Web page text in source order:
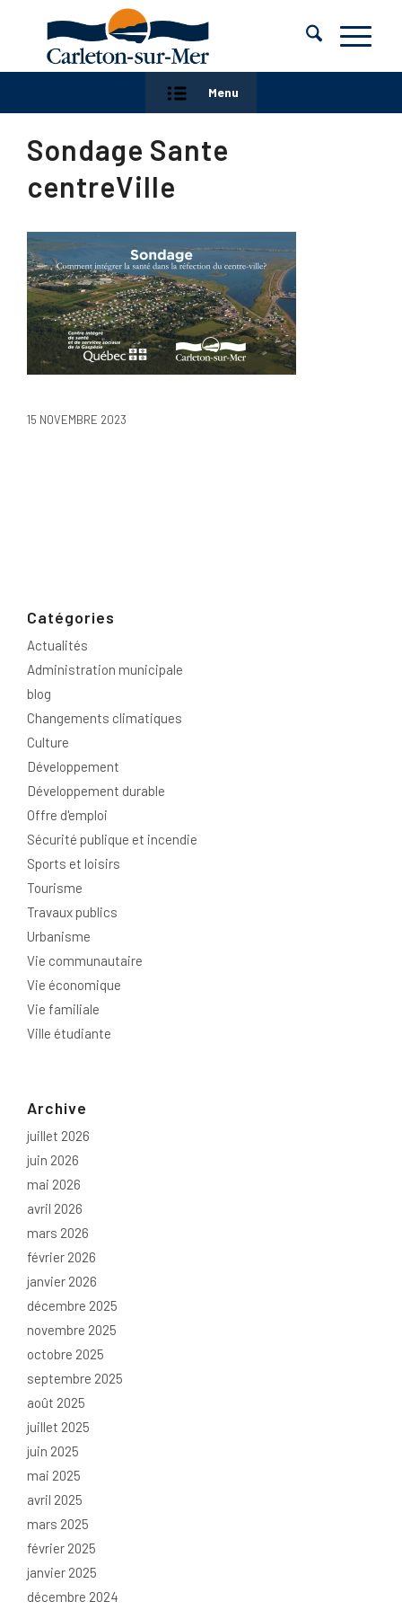
Menu
Sondage Sante
centreVille
15 NOVEMBRE 2023
Catégories
Actualités
Administration municipale
blog
Changements climatiques
Culture
Développement
Développement durable
Offre d'emploi
Sécurité publique et incendie
Sports et loisirs
Tourisme
Travaux publics
Urbanisme
Vie communautaire
Vie économique
Vie familiale
Ville étudiante
Archive
juillet 2026
juin 2026
mai 2026
avril 2026
mars 2026
février 2026
janvier 2026
décembre 2025
novembre 2025
octobre 2025
septembre 2025
août 2025
juillet 2025
juin 2025
mai 2025
avril 2025
mars 2025
février 2025
janvier 2025
décembre 2024